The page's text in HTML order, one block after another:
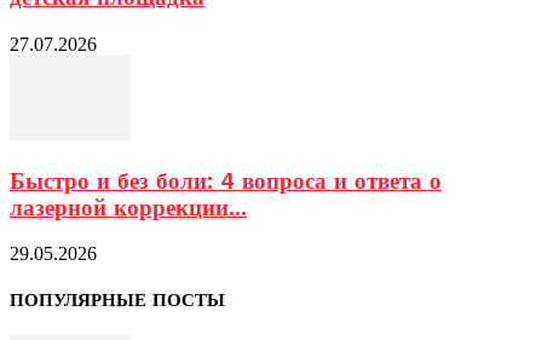
27.07.2026
Быстро и без боли: 4 вопроса и ответа о
лазерной коррекции...
29.05.2026
ПОПУЛЯРНЫЕ ПОСТЫ